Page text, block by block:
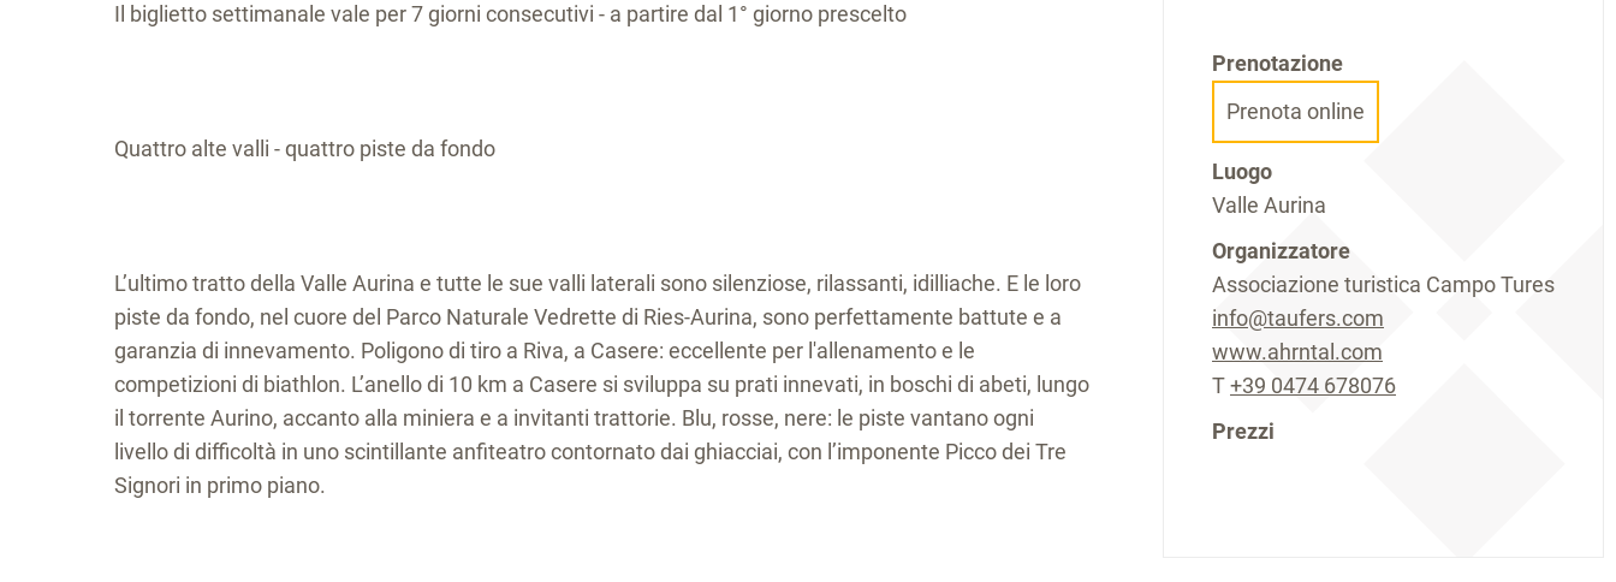
Il biglietto settimanale vale per 7 giorni consecutivi - a partire dal 1° giorno prescelto
Quattro alte valli - quattro piste da fondo
L’ultimo tratto della Valle Aurina e tutte le sue valli laterali sono silenziose, rilassanti, idilliache. E le loro
piste da fondo, nel cuore del Parco Naturale Vedrette di Ries-Aurina, sono perfettamente battute e a
garanzia di innevamento. Poligono di tiro a Riva, a Casere: eccellente per l'allenamento e le
competizioni di biathlon. L’anello di 10 km a Casere si sviluppa su prati innevati, in boschi di abeti, lungo
il torrente Aurino, accanto alla miniera e a invitanti trattorie. Blu, rosse, nere: le piste vantano ogni
livello di difficoltà in uno scintillante anfiteatro contornato dai ghiacciai, con l’imponente Picco dei Tre
Signori in primo piano.
Prenotazione
Prenota online
Luogo
Valle Aurina
Organizzatore
Associazione turistica Campo Tures
info@taufers.com
www.ahrntal.com
T+39 0474 678076
Prezzi